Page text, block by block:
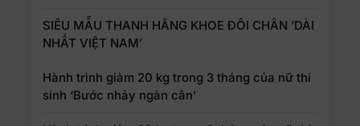
SIÊU MẪU THANH HẰNG KHOE ĐÔI CHÂN ’DÀI
NHẤT VIỆT NAM’
Hành trình giảm 20 kg trong 3 tháng của nữ thí
sinh ‘Bước nhảy ngàn cân’